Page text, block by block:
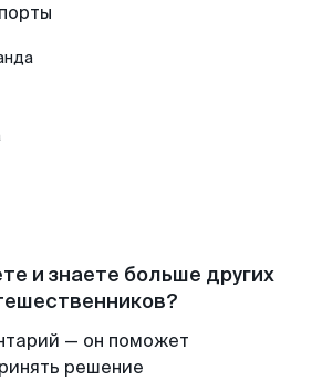
и знаете больше других
— он поможет
решение